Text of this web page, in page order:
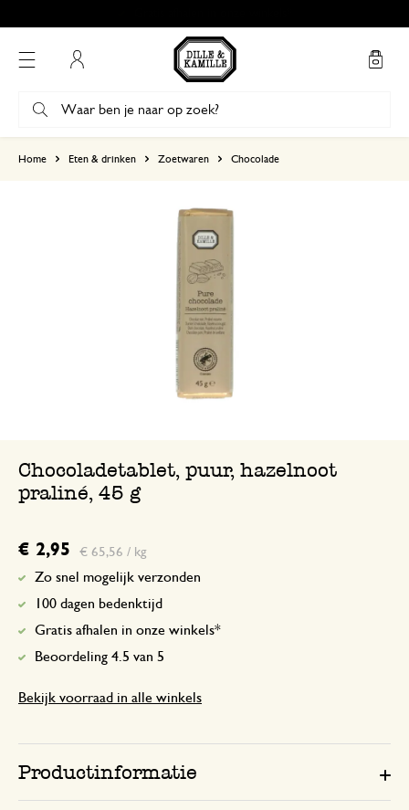
Home Eten & drinken Zoetwaren Chocolade
Chocoladetablet, puur, hazelnoot
praliné, 45 g
€ 2,95 € 65,56 / kg
Zo snel mogelijk verzonden
100 dagen bedenktijd
Gratis afhalen in onze winkels*
Beoordeling 4.5 van 5
Bekijk voorraad in alle winkels
Productinformatie